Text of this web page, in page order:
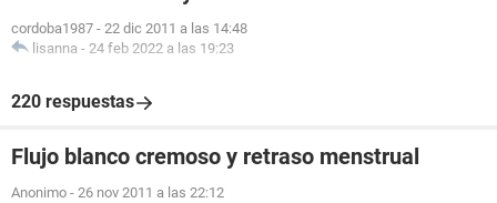
cordoba1987 - 22 dic 2011 a las 14:48
lisanna - 24 feb 2022 a las 19:23
220 respuestas
Flujo blanco cremoso y retraso menstrual
Anonimo - 26 nov 2011 a las 22:12